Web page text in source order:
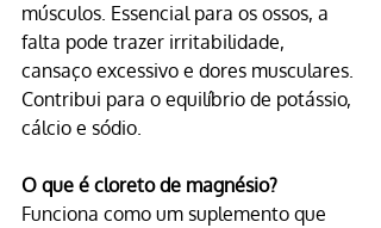
músculos. Essencial para os ossos, a
falta pode trazer irritabilidade,
cansaço excessivo e dores musculares.
Contribui para o equilíbrio de potássio,
cálcio e sódio.
O que é cloreto de magnésio?
Funciona como um suplemento que